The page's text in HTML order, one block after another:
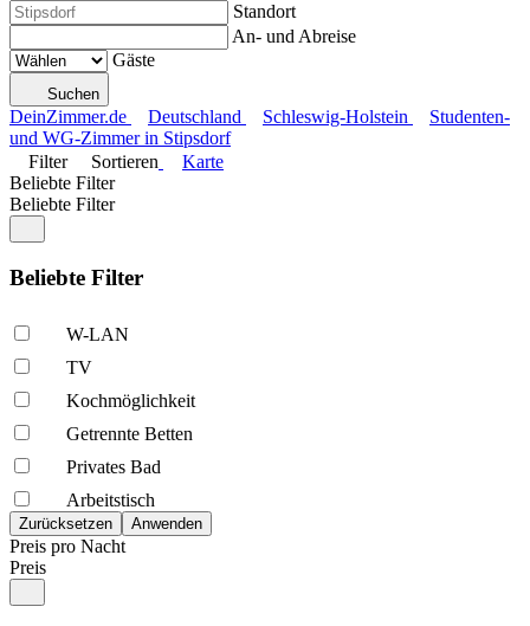
Standort
An- und Abreise
Gäste
Suchen
DeinZimmer.de Deutschland Schleswig-Holstein
Studenten-
und WG-Zimmer in Stipsdorf
Filter
Sortieren
Karte
Beliebte Filter
Beliebte Filter
Beliebte Filter
W-LAN
TV
Kochmöglich­keit
Getrennte Betten
Privates Bad
Arbeitstisch
Preis pro Nacht
Preis